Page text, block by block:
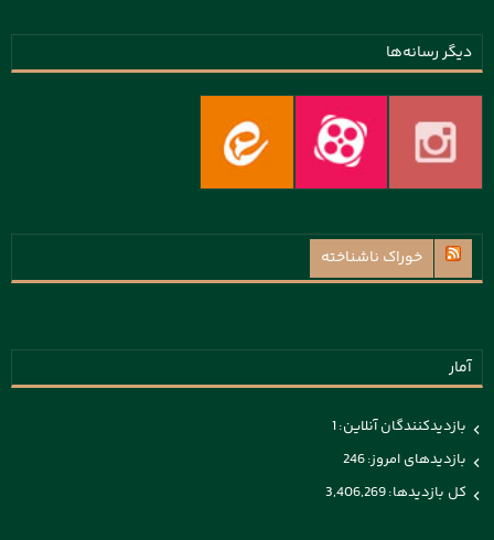
دیگر رسانه‌ها
خوراک ناشناخته
آمار
بازدیدکنندگان آنلاین:1
بازدیدهای امروز:246
کل بازدیدها:3,406,269